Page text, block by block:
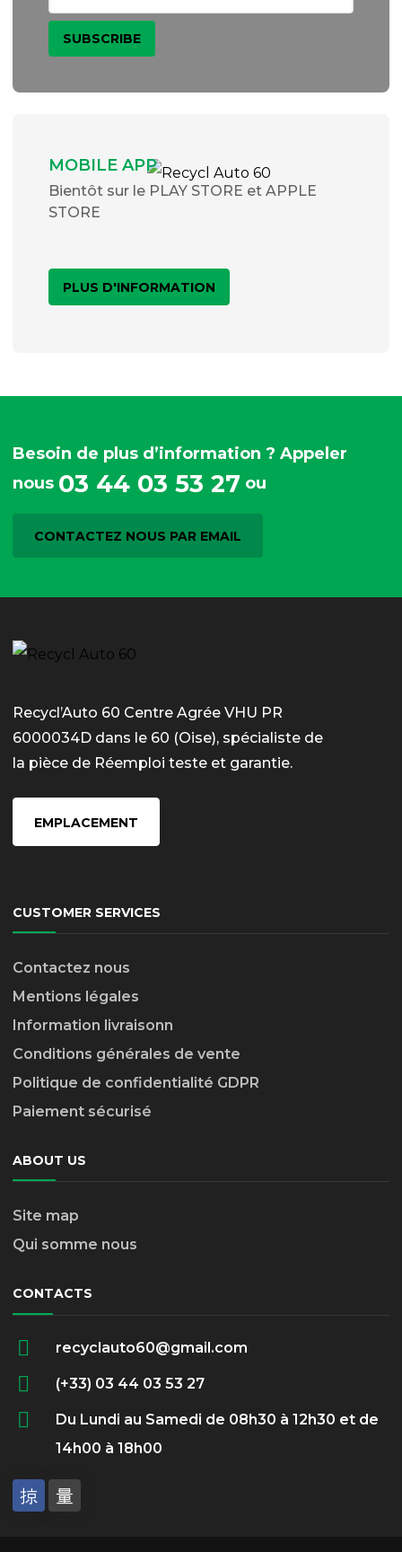
MOBILE APP
Bientôt sur le PLAY STORE et APPLE
STORE
PLUS D'INFORMATION
Besoin de plus d’information ? Appeler
nous 03 44 03 53 27 ou
CONTACTEZ NOUS PAR EMAIL
Recycl’Auto 60 Centre Agrée VHU PR
6000034D dans le 60 (Oise), spécialiste de
la pièce de Réemploi teste et garantie.
EMPLACEMENT
CUSTOMER SERVICES
Contactez nous
Mentions légales
Information livraisonn
Conditions générales de vente
Politique de confidentialité GDPR
Paiement sécurisé
ABOUT US
Site map
Qui somme nous
CONTACTS
recyclauto60@gmail.com
(+33) 03 44 03 53 27
Du Lundi au Samedi de 08h30 à 12h30 et de
14h00 à 18h00